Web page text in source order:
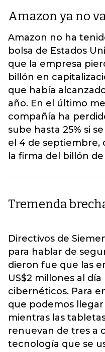
Amazon ya no
Amazon no ha
bolsa de Estados
que la empresa
billón en
que había
año. En el último
compañía ha
sube hasta 25% si
el 4 de septiembre,
la firma del billón de
Tremenda
Directivos de
para hablar de
dieron fue que las
US$2 millones al
cibernéticos. Para
que podemos
mientras las
renuevan de tres a
tecnología que se